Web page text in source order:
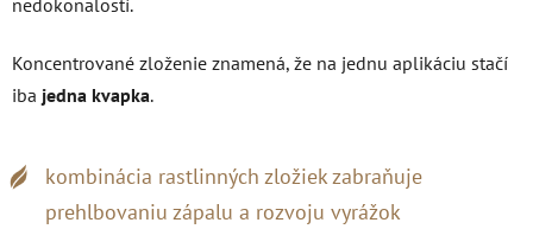
nedokonalostí.
Koncentrované zloženie znamená, že na jednu aplikáciu stačí
iba jedna kvapka.
kombinácia rastlinných zložiek zabraňuje
prehlbovaniu zápalu a rozvoju vyrážok